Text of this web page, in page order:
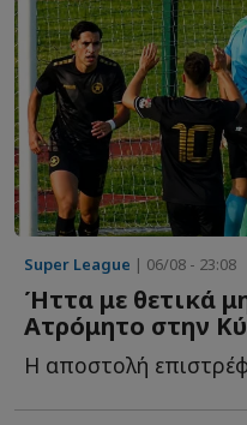
Super League | 06/08 - 23:08
Ήττα με θετικά
Ατρόμητο στην